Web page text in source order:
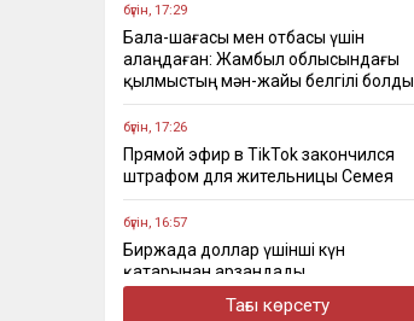
бүгін, 17:29
Бала-шағасы мен отбасы үшін
алаңдаған: Жамбыл облысындағы
қылмыстың мән-жайы белгілі болды
бүгін, 17:26
Прямой эфир в TikTok закончился
штрафом для жительницы Семея
бүгін, 16:57
Биржада доллар үшінші күн
қатарынан арзандады
Тағы көрсету